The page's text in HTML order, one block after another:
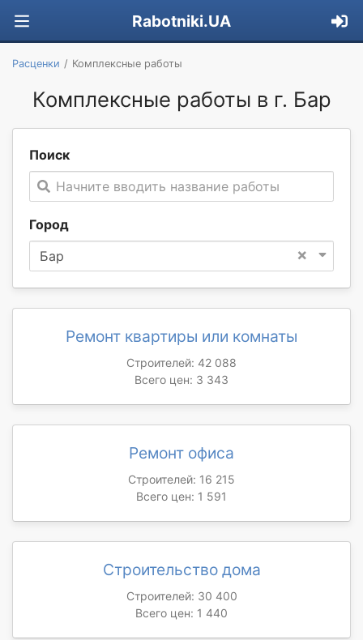
Rabotniki.UA
Расценки Комплексные работы
Комплексные работы в г. Бар
Поиск
Начните вводить название работы
Город
×
Бар
Ремонт квартиры или комнаты
Строителей: 42 088
Всего цен: 3 343
Ремонт офиса
Строителей: 16 215
Всего цен: 1 591
Строительство дома
Строителей: 30 400
Всего цен: 1 440